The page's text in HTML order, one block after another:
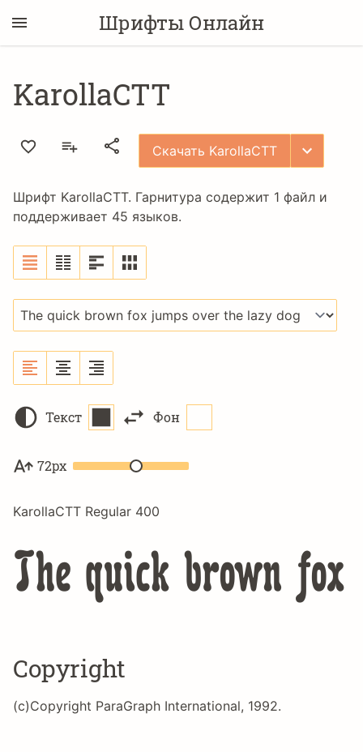
Шрифты Онлайн
KarollaCTT
Скачать KarollaCTT
Шрифт KarollaCTT. Гарнитура содержит 1 файл и
поддерживает 45 языков.
Текст Фон
72px
KarollaCTT Regular 400
The quick brown
Copyright
(c)Copyright ParaGraph International, 1992.